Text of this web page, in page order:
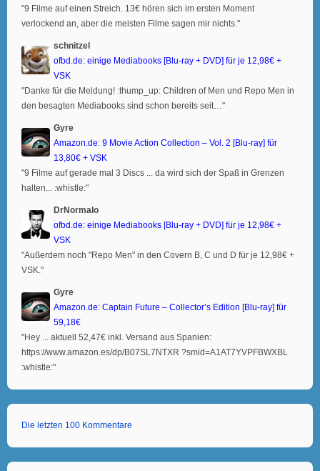
"9 Filme auf einen Streich. 13€ hören sich im ersten Moment
verlockend an, aber die meisten Filme sagen mir nichts."
schnitzel
ofbd.de: einige Mediabooks [Blu-ray + DVD] für je 12,98€ +
VSK
"Danke für die Meldung! :thump_up: Children of Men und Repo Men in
den besagten Mediabooks sind schon bereits seit…"
Gyre
Amazon.de: 9 Movie Action Collection – Vol. 2 [Blu-ray] für
13,80€ + VSK
"9 Filme auf gerade mal 3 Discs ... da wird sich der Spaß in Grenzen
halten... :whistle:"
DrNormalo
ofbd.de: einige Mediabooks [Blu-ray + DVD] für je 12,98€ +
VSK
"Außerdem noch "Repo Men" in den Covern B, C und D für je 12,98€ +
VSK."
Gyre
Amazon.de: Captain Future – Collector’s Edition [Blu-ray] für
59,18€
"Hey ... aktuell 52,47€ inkl. Versand aus Spanien:
https://www.amazon.es/dp/B07SL7NTXR ?smid=A1AT7YVPFBWXBL
:whistle:"
Die letzten 100 Kommentare